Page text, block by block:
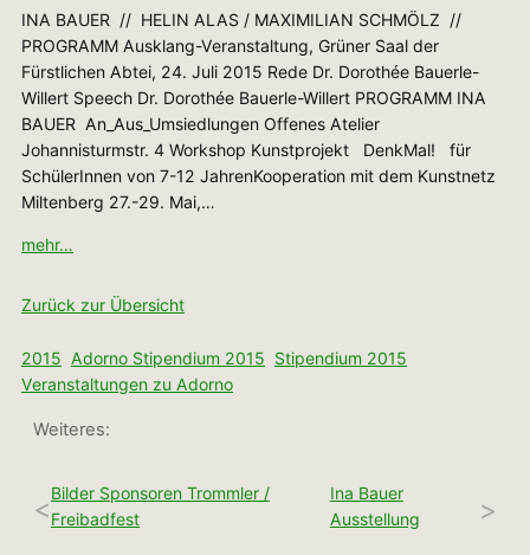
INA BAUER // HELIN ALAS / MAXIMILIAN SCHMÖLZ //
PROGRAMM Ausklang-Veranstaltung, Grüner Saal der
Fürstlichen Abtei, 24. Juli 2015 Rede Dr. Dorothée Bauerle-
Willert Speech Dr. Dorothée Bauerle-Willert PROGRAMM INA
BAUER An_Aus_Umsiedlungen Offenes Atelier
Johannisturmstr. 4 Workshop Kunstprojekt DenkMal! für
SchülerInnen von 7-12 JahrenKooperation mit dem Kunstnetz
Miltenberg 27.-29. Mai,…
mehr…
Zurück zur Übersicht
2015 Adorno Stipendium 2015 Stipendium 2015
Veranstaltungen zu Adorno
Weiteres:
<Bilder Sponsoren Trommler /
Freibadfest
Ina Bauer
Ausstellung
>